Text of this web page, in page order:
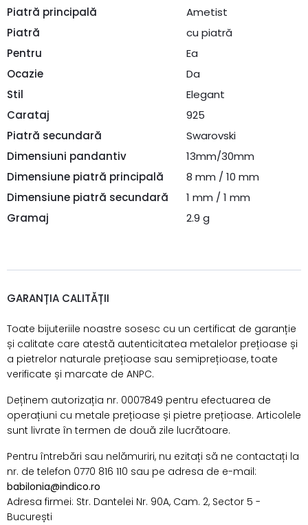
Piatră principală
Ametist
Piatră
cu piatră
Pentru
Ea
Ocazie
Da
Stil
Elegant
Carataj
925
Piatră secundară
Swarovski
Dimensiuni pandantiv
13mm/30mm
Dimensiune piatră principală
8 mm / 10 mm
Dimensiune piatră secundară
1 mm / 1 mm
Gramaj
2.9 g
GARANȚIA CALITĂȚII
Toate bijuteriile noastre sosesc cu un certificat de garanție
și calitate care atestă autenticitatea metalelor prețioase și
a pietrelor naturale prețioase sau semiprețioase, toate
verificate și marcate de ANPC.
Deținem autorizația nr. 0007849 pentru efectuarea de
operațiuni cu metale prețioase și pietre prețioase. Articolele
sunt livrate în termen de două zile lucrătoare.
Pentru întrebări sau nelămuriri, nu ezitați să ne contactați la
nr. de telefon 0770 816 110 sau pe adresa de e-mail:
babilonia@indico.ro
Adresa firmei: Str. Dantelei Nr. 90A, Cam. 2, Sector 5 -
București